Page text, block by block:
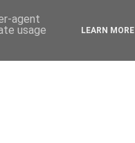
agent
usage
LEARN MORE